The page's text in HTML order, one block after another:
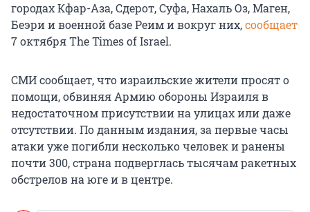
городах Кфар-Аза, Сдерот, Суфа, Нахаль Оз, Маген,
Беэри и военной базе Реим и вокруг них,сообщает
7 октября The Times of Israel.
СМИ сообщает, что израильские жители просят о
помощи, обвиняя Армию обороны Израиля в
недостаточном присутствии на улицах или даже
отсутствии. По данным издания, за первые часы
атаки уже погибли несколько человек и ранены
почти 300, страна подверглась тысячам ракетных
обстрелов на юге и в центре.